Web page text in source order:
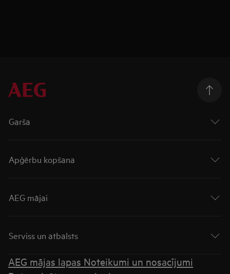
Garša
Apģērbu kopšana
AEG mājai
Serviss un atbalsts
AEG mājas lapas Noteikumi un nosacījumi